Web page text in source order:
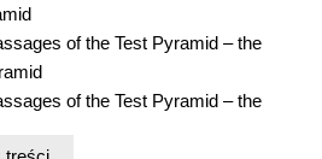
of the Test Pyramid – the
of the Test Pyramid – the